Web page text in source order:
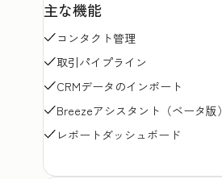
主な機能
コンタクト管理
取引パイプライン
CRMデータのインポート
Breezeアシスタント（ベータ版）
レポートダッシュボード